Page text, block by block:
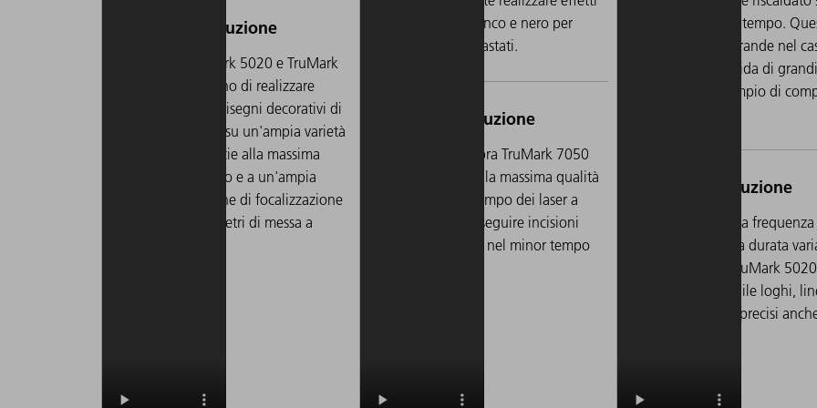
I modelli TruMark 5020 e TruMark
5050 consentono di realizzare
scritte, loghi e disegni decorativi di
altissimo livello su un'ampia varietà
di materiali grazie alla massima
qualità del fascio e a un'ampia
gamma di ottiche di focalizzazione
per diversi diametri di messa a
3D o incisioni in bianco e nero per
codici 2D ben contrastati.
Con il laser a fibra TruMark 7050
potete ottenere la massima qualità
del fascio nel campo dei laser a
fibra e potete eseguire incisioni
molto profonde nel minor tempo
un breve periodo di tempo.
sfida è ancora più grande nel
una produzione rapida di grandi
quantitativi, ad esempio di
Grazie all'elevata
ripetizione e alla durata
degli impulsi, TruMark
in modo affidabile loghi,
sottili e simboli precisi